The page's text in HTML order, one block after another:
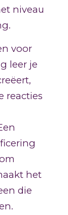
niveau
voor
leer je
reacties
het
die